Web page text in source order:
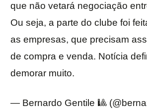
que não vetará negociação
Ou seja, a parte do clube foi
as empresas, que precisam
de compra e venda. Notícia
demorar muito.
— Bernardo Gentile 🎱